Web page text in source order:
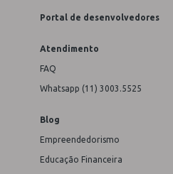
Portal de desenvolvedores
Atendimento
FAQ
Whatsapp (11) 3003.5525
Blog
Empreendedorismo
Educação Financeira